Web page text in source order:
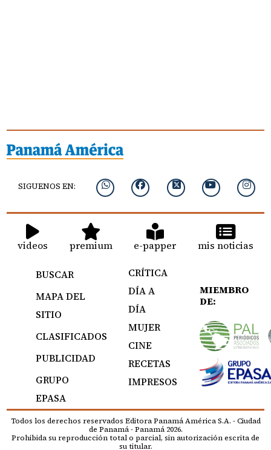
SIGUENOS EN:
videos premium e-papper mis noticias
BUSCAR
MAPA DEL
SITIO
CLASIFICADOS
PUBLICIDAD
GRUPO
EPASA
CRÍTICA
DÍA A
DÍA
MUJER
CINE
RECETAS
IMPRESOS
MIEMBRO
DE:
Todos los derechos reservados Editora Panamá América S.A. - Ciudad
de Panamá - Panamá 2026.
Prohibida su reproducción total o parcial, sin autorización escrita de
su titular.